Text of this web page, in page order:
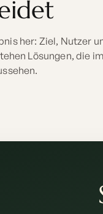
her: Ziel, Nutzer
Lösungen, die